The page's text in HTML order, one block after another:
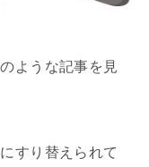
ような記事を見
すり替えられて